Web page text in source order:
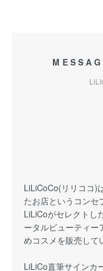
LiLiCoCo(リリココ)
たお店というコンセ
LiLiCoがセレクトし
ータルビューティー
めコスメを販売して
LiLiCo直筆サインカ